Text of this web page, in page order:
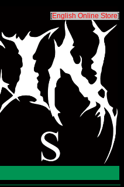
[English Online Store]